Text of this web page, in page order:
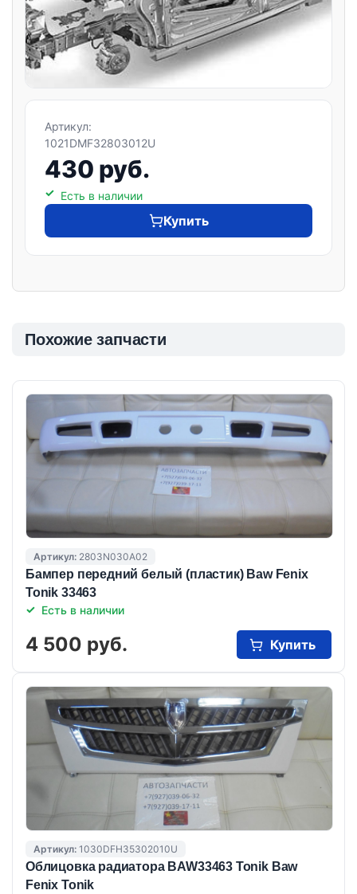
Артикул:
1021DMF32803012U
430 руб.
Есть в наличии
Купить
Похожие запчасти
Артикул: 2803N030A02
Бампер передний белый (пластик) Baw Fenix
Tonik 33463
Есть в наличии
4 500 руб. Купить
Артикул: 1030DFH35302010U
Облицовка радиатора BAW33463 Tonik Baw
Fenix Tonik